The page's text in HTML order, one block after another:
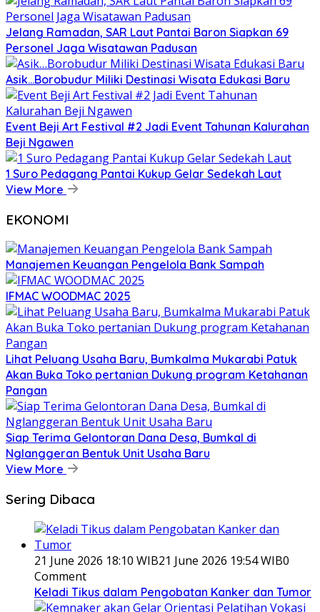
Jelang Ramadan, SAR Laut Pantai Baron Siapkan 69
Personel Jaga Wisatawan Padusan
Asik…Borobudur Miliki Destinasi Wisata Edukasi Baru
Event Beji Art Festival #2 Jadi Event Tahunan Kalurahan
Beji Ngawen
1 Suro Pedagang Pantai Kukup Gelar Sedekah Laut
View More
EKONOMI
Manajemen Keuangan Pengelola Bank Sampah
IFMAC WOODMAC 2025
Lihat Peluang Usaha Baru, Bumkalma Mukarabi Patuk
Akan Buka Toko pertanian Dukung program Ketahanan
Pangan
Siap Terima Gelontoran Dana Desa, Bumkal di
Nglanggeran Bentuk Unit Usaha Baru
View More
Sering Dibaca
21 June 2026 18:10 WIB21 June 2026 19:54 WIB0
Comment
Keladi Tikus dalam Pengobatan Kanker dan Tumor